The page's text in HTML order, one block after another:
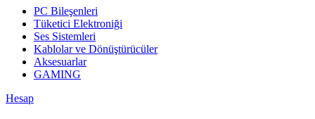
PC Bileşenleri
Tüketici Elektroniği
Ses Sistemleri
Kablolar ve Dönüştürücüler
Aksesuarlar
GAMING
Hesap